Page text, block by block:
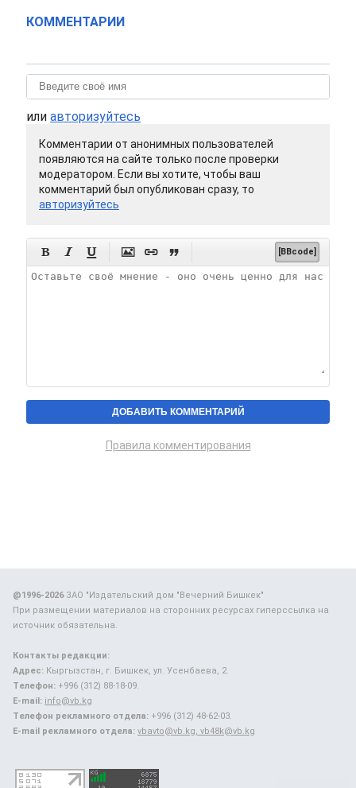
КОММЕНТАРИИ
или авторизуйтесь
Комментарии от анонимных пользователей
появляются на сайте только после проверки
модератором. Если вы хотите, чтобы ваш
комментарий был опубликован сразу, то
авторизуйтесь
      [BBcode]
Правила комментирования
@1996-2026ЗАО "Издательский дом "Вечерний Бишкек"
При размещении материалов на сторонних ресурсах гиперссылка на
источник обязательна.
Контакты редакции:
Адрес: Кыргызстан, г. Бишкек, ул. Усенбаева, 2.
Телефон: +996 (312) 88-18-09.
E-mail: info@vb.kg
Телефон рекламного отдела: +996 (312) 48-62-03.
E-mail рекламного отдела: vbavto@vb.kg, vb48k@vb.kg